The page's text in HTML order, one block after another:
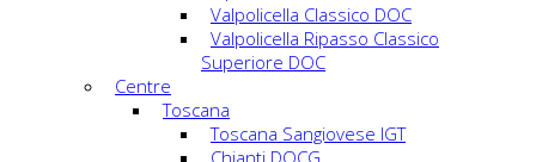
Valpolicella Classico DOC
Valpolicella Ripasso Classico
Superiore DOC
Centre
Toscana
Toscana Sangiovese IGT
Chianti DOCG